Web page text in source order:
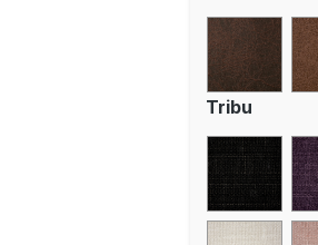
Tribu